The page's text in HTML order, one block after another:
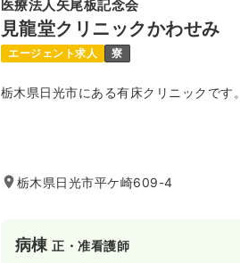
医療法人矢尾板記念会
見龍堂クリニックかわせみ
エージェント求人 寮
栃木県日光市にある有床クリニックです。
栃木県日光市平ケ崎609-4
病棟正・准看護師